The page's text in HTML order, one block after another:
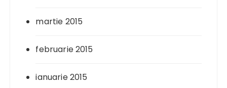
martie 2015
februarie 2015
ianuarie 2015